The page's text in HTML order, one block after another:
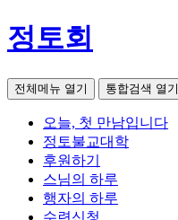
정토회
전체메뉴 열기 통합검색 열기
오늘, 첫 만남입니다
정토불교대학
후원하기
스님의 하루
행자의 하루
수련신청